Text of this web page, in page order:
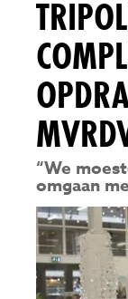
“We
omgaan